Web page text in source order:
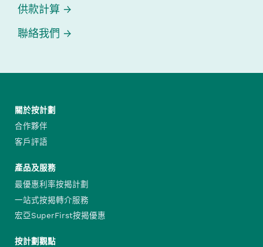
供款計算
聯絡我們
關於按計劃
合作夥伴
客戶評語
產品及服務
最優惠利率按揭計劃
一站式按揭轉介服務
宏亞SuperFirst按揭優惠
按計劃觀點